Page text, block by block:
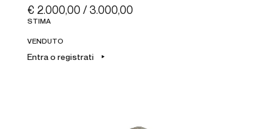
€ 2.000,00 / 3.000,00
STIMA
VENDUTO
Entra o registrati